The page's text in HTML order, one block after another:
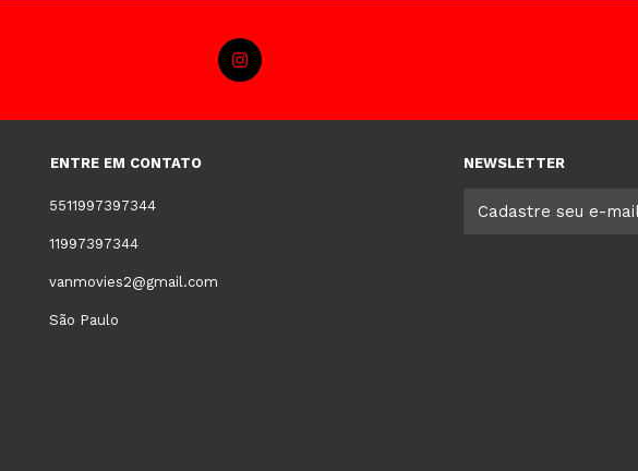
ENTRE EM CONTATO
5511997397344
11997397344
vanmovies2@gmail.com
São Paulo
NEWSLETTER